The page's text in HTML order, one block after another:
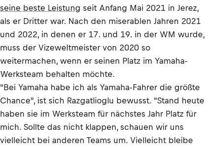
seine beste Leistung seit Anfang Mai 2021 in Jerez,
als er Dritter war. Nach den miserablen Jahren 2021
und 2022, in denen er 17. und 19. in der WM wurde,
muss der Vizeweltmeister von 2020 so
weitermachen, wenn er seinen Platz im Yamaha-
Werksteam behalten möchte.
"Bei Yamaha habe ich als Yamaha-Fahrer die größte
Chance", ist sich Razgatlioglu bewusst. "Stand heute
haben sie im Werksteam für nächstes Jahr Platz für
mich. Sollte das nicht klappen, schauen wir uns
vielleicht bei anderen Teams um. Vielleicht bleibe